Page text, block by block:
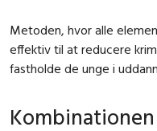
Metoden, hvor alle
effektiv til at reducere
fastholde de unge i